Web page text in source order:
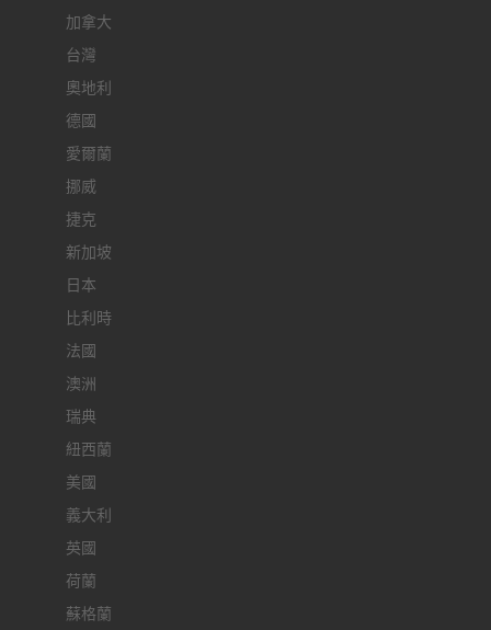
加拿大
台灣
奧地利
德國
愛爾蘭
挪威
捷克
新加坡
日本
比利時
法國
澳洲
瑞典
紐西蘭
美國
義大利
英國
荷蘭
蘇格蘭